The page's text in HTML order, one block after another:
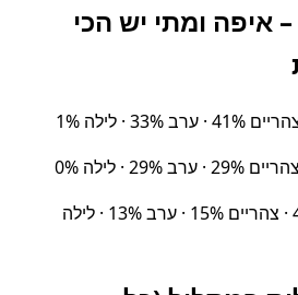
איפה ומתי יש הכי
בוקר 44% · צהריים 15% · ערב 13% · לילה